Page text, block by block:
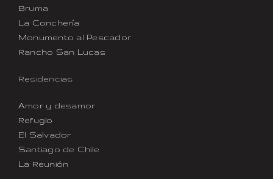
Bruma
La Conchería
Monumento al Pescador
Rancho San Lucas
Residencias
Amor y desamor
Refugio
El Salvador
Santiago de Chile
La Reunión